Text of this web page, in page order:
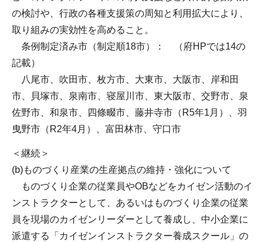
の検討や、行政の各種支援策の周知と利用拡大により、
取り組みの実効性を高めること。
条例制定済み市（制定順18市）： （府HPでは14の
記載）
八尾市、吹田市、枚方市、大東市、大阪市、岸和田
市、貝塚市、泉南市、寝屋川市、東大阪市、交野市、泉
佐野市、和泉市、四條畷市、藤井寺市（R5年1月）、羽
曳野市（R2年4月）、富田林市、守口市
＜継続＞
(b)ものづくり産業の生産拠点の維持・強化について
ものづくり企業の従業員やOBなどをカイゼン活動のイ
ンストラクターとして、あるいはものづくり企業の従業
員を現場のカイゼンリーダーとして養成し、中小企業に
派遣する「カイゼンインストラクター養成スクール」の